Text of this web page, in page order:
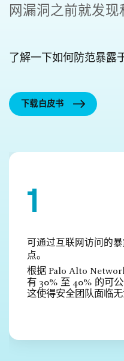
网漏洞之前就发现
了解一下如何防范暴露
下载白皮书
可通过互联网访问的
点。
根据 Palo Alto
有 30% 至 40% 的可
这使得安全团队面临无